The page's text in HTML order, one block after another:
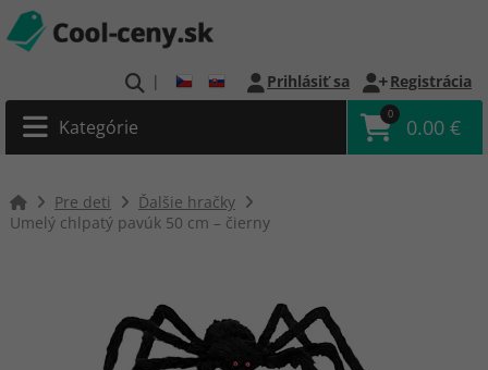
| Prihlásiť sa Registrácia
Kategórie
0
0.00 €
Pre deti
Ďalšie hračky
Umelý chlpatý pavúk 50 cm – čierny